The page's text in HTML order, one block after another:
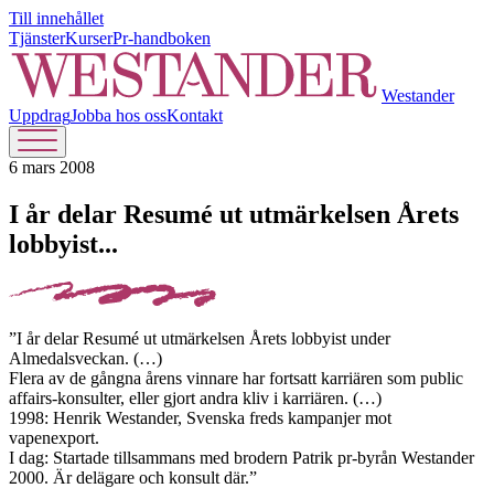
Till innehållet
TjänsterKurserPr-handboken
Westander
UppdragJobba hos ossKontakt
6 mars 2008
I år delar Resumé ut utmärkelsen Årets
lobbyist...
”I år delar Resumé ut utmärkelsen Årets lobbyist under
Almedalsveckan. (…)
Flera av de gångna årens vinnare har fortsatt karriären som public
affairs-konsulter, eller gjort andra kliv i karriären. (…)
1998: Henrik Westander, Svenska freds kampanjer mot
vapenexport.
I dag: Startade tillsammans med brodern Patrik pr-byrån Westander
2000. Är delägare och konsult där.”